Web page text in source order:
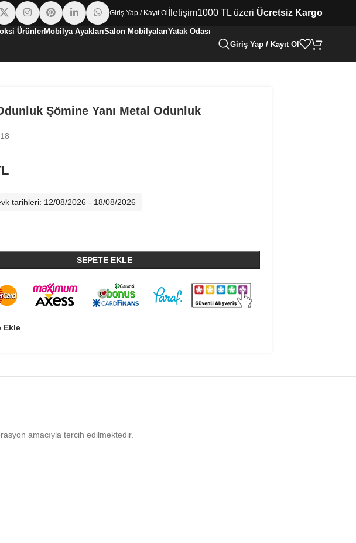
Giriş Yap / Kayıt Ol İletişim1000 TL üzeri Ücretsiz Kargo
ÜrünlerMobilya AyaklarıSalon MobilyalarıYatak Odası
Giriş Yap / Kayıt Ol
Şömine Yanı Metal Odunluk
tarihleri: 12/08/2026 - 18/08/2026
SEPETE EKLE
Ekle
amacıyla tercih edilmektedir.